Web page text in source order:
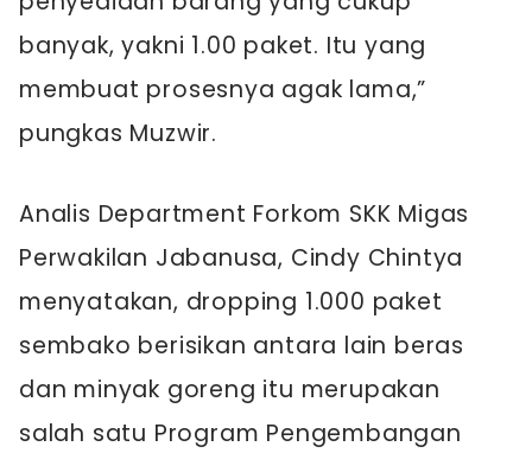
banyak, yakni 1.00 paket. Itu yang
membuat prosesnya agak lama,”
pungkas Muzwir.
Analis Department Forkom SKK Migas
Perwakilan Jabanusa, Cindy Chintya
menyatakan, dropping 1.000 paket
sembako berisikan antara lain beras
dan minyak goreng itu merupakan
salah satu Program Pengembangan